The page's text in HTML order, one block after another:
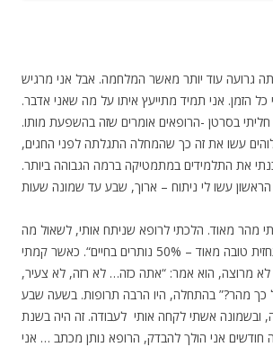
גרועה עוד יותר מאשר המלחמה. אבל אני מרגיש
הזמן. אני תמיד מתייעץ איתו על מה שאני אדבר.
בסרטן -הרופאים אומרים שזה בהשפעת מותו.
עשו את זה כך שהמחלה התגלתה לפני החגים,
את התלמידים במתמטיקה ברמה הגבוהה ביותר.
מהר מאוד. הלכתי לרופא שניתח אותי, לשאול מה
התחזית. הוא אמר: “תחזית טובה מאוד – 50% נותרים בחיים“. כאשר קמתי
לא מרוצה, הוא אמר: “אתה כזה… לא רזה, לא צעיר,
כך מהר?” בהתחלה, היו הרבה תרופות. בשעה שבע
ובשמונה אשתי לקחה אותי לעבודה. זה היה בשנת
חודשים אני הולך להבדק, הרופא נותן מכתב … אני